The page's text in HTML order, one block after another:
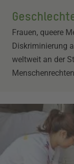
Frauen, queere
Diskriminierung
weltweit an der